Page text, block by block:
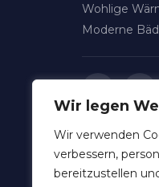
Wir legen
Wir verwenden
verbessern,
bereitzustellen
Wohlige
Moderne